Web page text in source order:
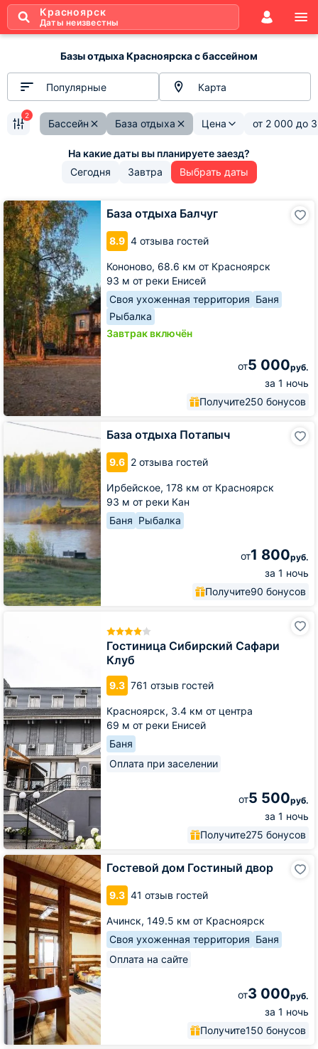
Красноярск
Даты неизвестны
Базы отдыха Красноярска с бассейном
Популярные Карта
Бассейн База отдыха Цена от 2 000 до
2
Сегодня Завтра Выбрать даты
База отдыха Балчуг
8.9 4 отзыва гостей
Кононово, 68.6 км от Красноярск
93 м от реки Енисей
Своя ухоженная территория Баня
Рыбалка
Завтрак включён
от5 000руб.
за 1 ночь
Получите250 бонусов
База
отдыха
Балчуг
База отдыха Потапыч
9.6 2 отзыва гостей
Ирбейское, 178 км от Красноярск
93 м от реки Кан
Баня Рыбалка
от1 800руб.
за 1 ночь
Получите90 бонусов
База
Потапыч
Гостиница Сибирский Сафари
Клуб
9.3 761 отзыв гостей
Красноярск, 3.4 км от центра
69 м от реки Енисей
Баня
Оплата при заселении
от5 500руб.
за 1 ночь
Получите275 бонусов
Гостевой дом Гостиный двор
9.3 41 отзыв гостей
Ачинск, 149.5 км от Красноярск
Своя ухоженная территория Баня
Оплата на сайте
от3 000руб.
за 1 ночь
Получите150 бонусов
Гостевой
дом
Гостиный
двор